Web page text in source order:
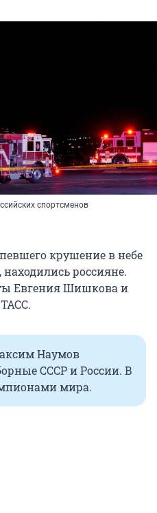
спортсменов
крушение в небе
россияне.
Евгения Шишкова и
Наумов
СССР и России. В
мира.